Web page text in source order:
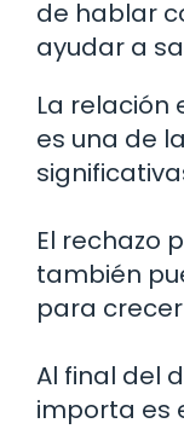
de hablar
ayudar a
La relación
es una de
El rechazo
también
para
Al final del
importa es